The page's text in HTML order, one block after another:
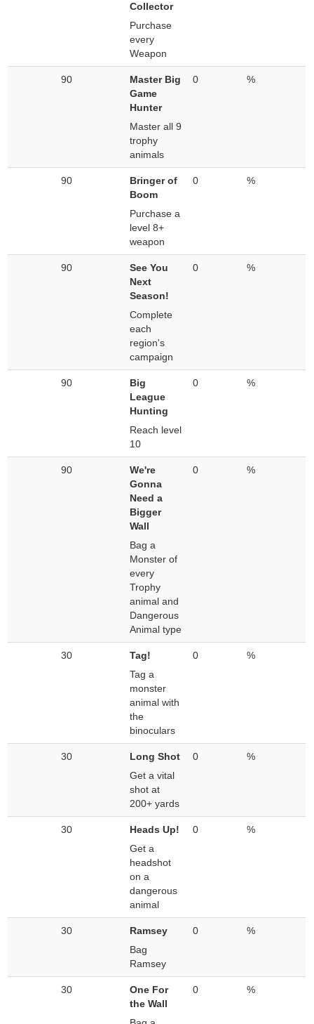
Collector
Purchase
every
Weapon
90
Master Big
Game
Hunter
Master all 9
trophy
animals
0 %
90
Bringer of
Boom
Purchase a
level 8+
weapon
0 %
90
See You
Next
Season!
Complete
each
region's
campaign
0 %
90
Big
League
Hunting
Reach level
10
0 %
90
We're
Gonna
Need a
Bigger
Wall
Bag a
Monster of
every
Trophy
animal and
Dangerous
Animal type
0 %
30
Tag!
Tag a
monster
animal with
the
binoculars
0 %
30
Long Shot
Get a vital
shot at
200+ yards
0 %
30
Heads Up!
Get a
headshot
on a
dangerous
animal
0 %
30
Ramsey
Bag
Ramsey
0 %
30
One For
the Wall
0 %